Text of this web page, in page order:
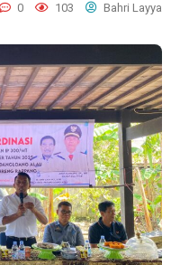
0 103 Bahri Layya